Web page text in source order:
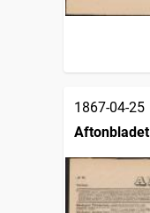
1867-04-25
Aftonbladet